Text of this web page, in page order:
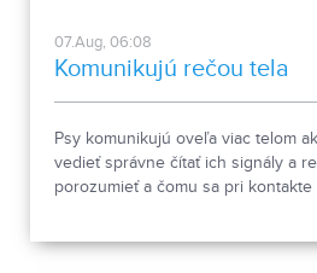
07.Aug, 06:08
Komunikujú rečou tela
Psy komunikujú oveľa viac telom
vedieť správne čítať ich signály a
porozumieť a čomu sa pri